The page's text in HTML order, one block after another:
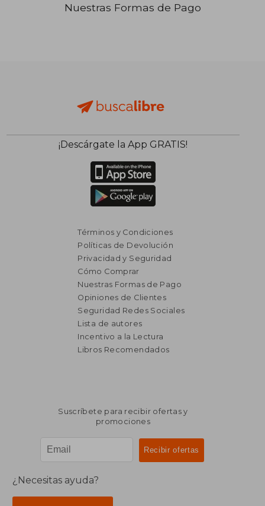
₡ 14.626
Nuestras Formas de Pago
¡Descárgate la App GRATIS!
Términos y Condiciones
Políticas de Devolución
Privacidad y Seguridad
Cómo Comprar
Nuestras Formas de Pago
Opiniones de Clientes
Seguridad Redes Sociales
Lista de autores
Incentivo a la Lectura
Libros Recomendados
Suscríbete para recibir ofertas y
promociones
¿Necesitas ayuda?